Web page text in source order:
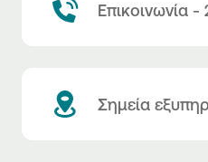
Επικοινωνία
Σημεία